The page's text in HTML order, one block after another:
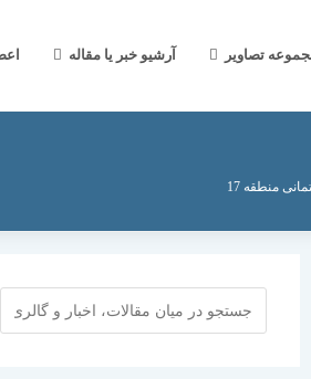
تصاویر آرشیو خبر یا مقاله
منطقه 17